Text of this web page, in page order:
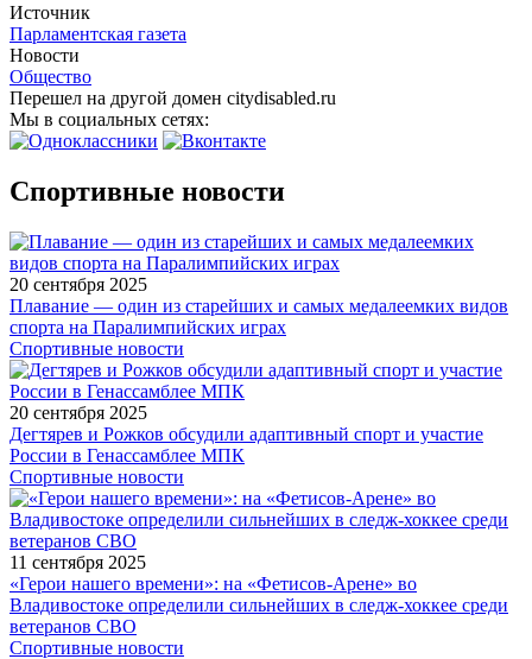
Источник
Парламентская газета
Новости
Общество
Перешел на другой домен citydisabled.ru
Мы в социальных сетях:
Спортивные новости
20 сентября 2025
Плавание — один из старейших и самых медалеемких видов
спорта на Паралимпийских играх
Спортивные новости
20 сентября 2025
Дегтярев и Рожков обсудили адаптивный спорт и участие
России в Генассамблее МПК
Спортивные новости
11 сентября 2025
«Герои нашего времени»: на «Фетисов-Арене» во
Владивостоке определили сильнейших в следж-хоккее среди
ветеранов СВО
Спортивные новости